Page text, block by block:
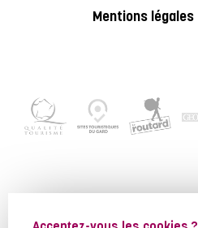
Mentions légales